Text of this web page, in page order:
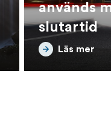
används
slutartid
Läs mer